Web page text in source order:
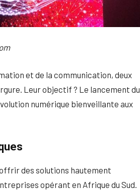
et de la communication, deux
Leur objectif ? Le lancement du
numérique bienveillante aux
des solutions hautement
opérant en Afrique du Sud.